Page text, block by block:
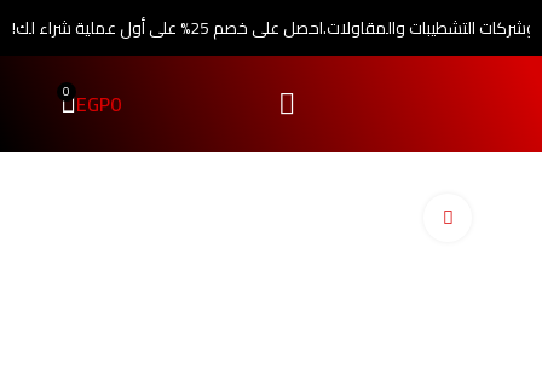
احصل على خصم 25% على أول عملية شراء لك!التشطيبات والمقاولات.
EGP0
0